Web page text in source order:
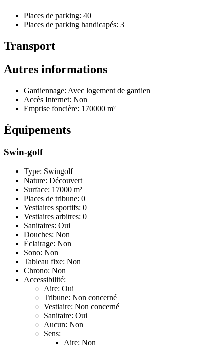
Places de parking: 40
Places de parking handicapés: 3
Transport
Autres informations
Gardiennage: Avec logement de gardien
Accès Internet: Non
Emprise foncière: 170000 m²
Équipements
Swin-golf
Type: Swingolf
Nature: Découvert
Surface: 17000 m²
Places de tribune: 0
Vestiaires sportifs: 0
Vestiaires arbitres: 0
Sanitaires: Oui
Douches: Non
Éclairage: Non
Sono: Non
Tableau fixe: Non
Chrono: Non
Accessibilité:
Aire: Oui
Tribune: Non concerné
Vestiaire: Non concerné
Sanitaire: Oui
Aucun: Non
Sens:
Aire: Non